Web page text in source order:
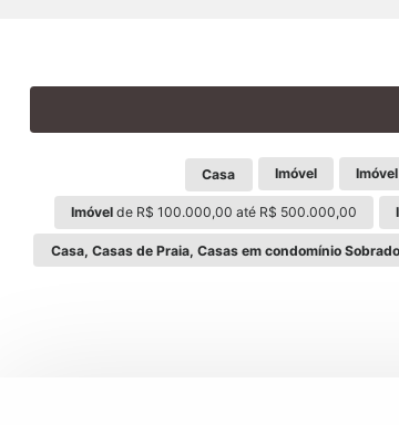
Casa Imóvel Imóvel
Imóvelde R$ 100.000,00 até R$ 500.000,00
Casa, Casas de Praia, Casas em condomínio